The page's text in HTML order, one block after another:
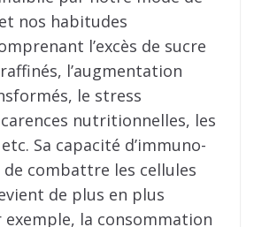
nos habitudes
l’excès de sucre
l’augmentation
le stress
nutritionnelles, les
Sa capacité d’immuno-
combattre les cellules
de plus en plus
exemple, la consommation